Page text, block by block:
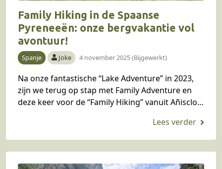
Family Hiking in de Spaanse
Pyreneeën: onze bergvakantie vol
avontuur!
Spanje Joke 4 november 2025 (Bijgewerkt)
Na onze fantastische “Lake Adventure” in 2023,
zijn we terug op stap met Family Adventure en
deze keer voor de “Family Hiking” vanuit Añisclo